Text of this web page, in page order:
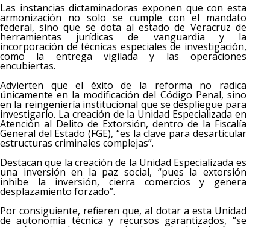
Las instancias dictaminadoras exponen que con esta
armonización no solo se cumple con el mandato
federal, sino que se dota al estado de Veracruz de
herramientas jurídicas de vanguardia y la
incorporación de técnicas especiales de investigación,
como la entrega vigilada y las operaciones
encubiertas.
Advierten que el éxito de la reforma no radica
únicamente en la modificación del Código Penal, sino
en la reingeniería institucional que se despliegue para
investigarlo. La creación de la Unidad Especializada en
Atención al Delito de Extorsión, dentro de la Fiscalía
General del Estado (FGE), “es la clave para desarticular
estructuras criminales complejas”.
Destacan que la creación de la Unidad Especializada es
una inversión en la paz social, “pues la extorsión
inhibe la inversión, cierra comercios y genera
desplazamiento forzado”.
Por consiguiente, refieren que, al dotar a esta Unidad
de autonomía técnica y recursos garantizados, “se